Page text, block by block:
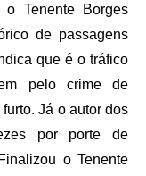
Tenente Borges
de passagens
que é o tráfico
pelo crime de
Já o autor dos
por porte de
o Tenente